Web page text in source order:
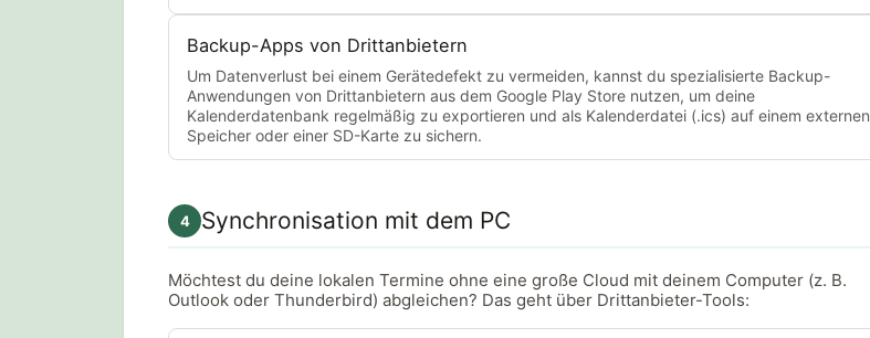
Backup-Apps von Drittanbietern
Um Datenverlust bei einem Gerätedefekt zu vermeiden, kannst du spezialisierte Backup-
Anwendungen von Drittanbietern aus dem Google Play Store nutzen, um deine
Kalenderdatenbank regelmäßig zu exportieren und als Kalenderdatei (.ics) auf einem externen
Speicher oder einer SD-Karte zu sichern.
4 Synchronisation mit dem PC
Möchtest du deine lokalen Termine ohne eine große Cloud mit deinem Computer (z. B.
Outlook oder Thunderbird) abgleichen? Das geht über Drittanbieter-Tools: